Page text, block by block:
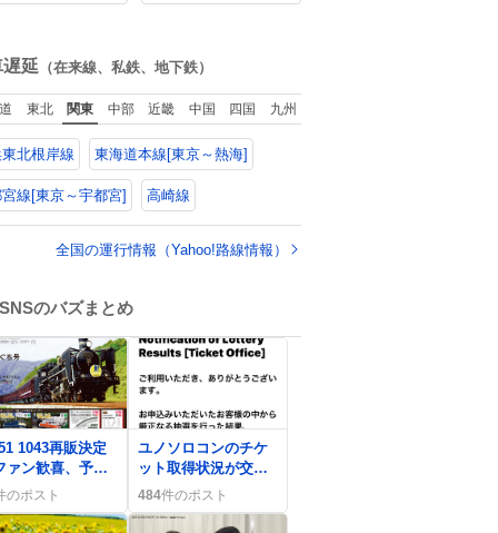
数
延 （在来線、私鉄、地下鉄）
東北 関東 中部 近畿 中国 四国 九州
北根岸線 東海道本線[東京～熱海]
線[東京～宇都宮] 高崎線
全国の運行情報（Yahoo!路線情報）
SNSのバズまとめ
1043再販決定
ァン歓喜、予約
で期待高まる
のポスト
ユノソロコンのチケ
ット取得状況が交
錯、譲渡情報がSNS
で広がる
484件のポスト